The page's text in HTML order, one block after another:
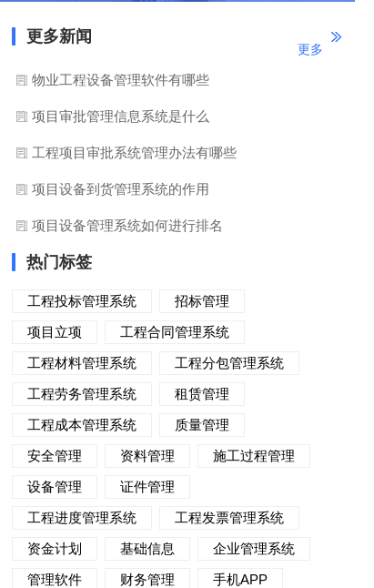
更多新闻
更多
物业工程设备管理软件有哪些
项目审批管理信息系统是什么
工程项目审批系统管理办法有哪些
项目设备到货管理系统的作用
项目设备管理系统如何进行排名
热门标签
工程投标管理系统
招标管理
项目立项
工程合同管理系统
工程材料管理系统
工程分包管理系统
工程劳务管理系统
租赁管理
工程成本管理系统
质量管理
安全管理
资料管理
施工过程管理
设备管理
证件管理
工程进度管理系统
工程发票管理系统
资金计划
基础信息
企业管理系统
管理软件
财务管理
手机APP